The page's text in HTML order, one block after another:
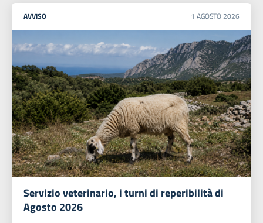
AVVISO 1 AGOSTO 2026
Servizio veterinario, i turni di reperibilità di
Agosto 2026